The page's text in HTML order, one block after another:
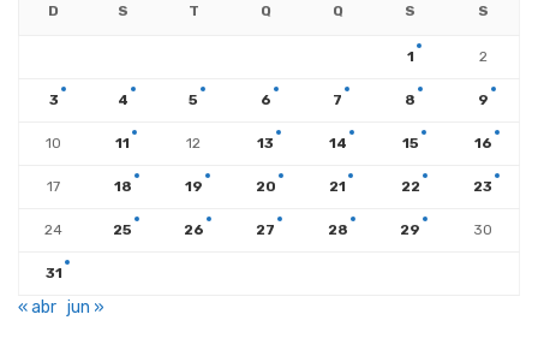
D S T Q Q S S
1 2
3 4 5 6 7 8 9
10 11 12 13 14 15 16
17 18 19 20 21 22 23
24 25 26 27 28 29 30
31
« abr jun »